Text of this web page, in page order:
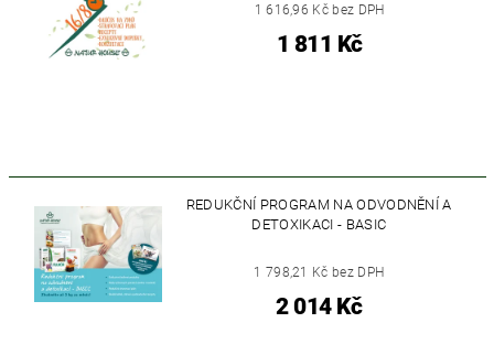
1 616,96 Kč bez DPH
1 811 Kč
REDUKČNÍ PROGRAM NA ODVODNĚNÍ A
DETOXIKACI - BASIC
1 798,21 Kč bez DPH
2 014 Kč